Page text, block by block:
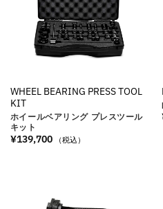
WHEEL BEARING PRESS TOOL
KIT
ホイールベアリング プレスツール
キット
¥139,700 （税込）